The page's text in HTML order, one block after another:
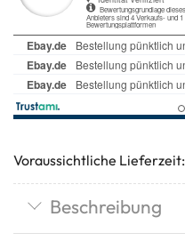
Voraussichtliche Lieferzeit:
Beschreibung